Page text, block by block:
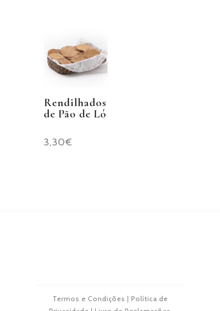
Rendilhados
de Pão de Ló
3,30€
Termos e Condições
Política de